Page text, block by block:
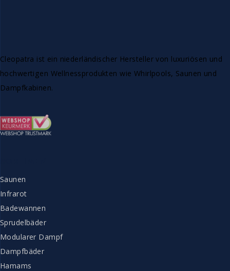
Cleopatra ist ein niederländischer Hersteller von luxuriösen und
hochwertigen Wellnessprodukten wie Whirlpools, Saunen und
Dampfkabinen.
Saunen
Infrarot
Badewannen
Sprudelbäder
Modularer Dampf
Dampfbäder
Hamams